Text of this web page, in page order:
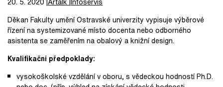
Děkan Fakulty umění Ostravské univerzity vypisuje výběrové
řízení na systemizované místo docenta nebo odborného
asistenta se zaměřením na obalový a knižní design.
Kvalifikační předpoklady:
vysokoškolské vzdělání v oboru, s vědeckou hodností Ph.D.